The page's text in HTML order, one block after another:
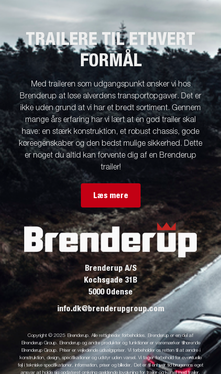
TRAILERE TIL ETHVERT
FORMÅL
Med traileren som udgangspunkt ønsker vi hos
Brenderup at løse alverdens transportopgaver. Det er
ikke uden grund at vi har et bredt sortiment. Gennem
mange års erfaring har vi lært at en god trailer skal
have: en stærk konstruktion, et robust chassis, gode
køreegenskaber og den bedst mulige sikkerhed. Dette
er noget du altid kan forvente dig af en Brenderup
trailer!
Læs mere
Brenderup A/S
Kochsgade 31B
5000 Odense
info.dk@brenderupgroup.com
Copyright © 2025 Brenderup. Alle rettigheder forbeholdes. Brenderup er en del af
Brenderup Group. Brenderup og andre produkter og funktioner er varemærker tilhørende
Brenderup Group. Priser er vejledende udsalgspriser. Vi forbeholder os retten til at ændre i
konstruktion, design, specifikationer og udstyr uden varsel. Vi tager forbehold for eventuelle
fejl i tekniske specifikationer, information, priser og billeder. Det er til enhver tid brugerens eget
ansvar at holde sig opdateret omkring gældende lovgivning for trailer og kørsel med trailer.